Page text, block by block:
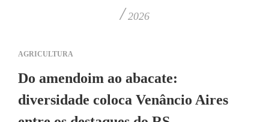
/ 2026
AGRICULTURA
Do amendoim ao abacate:
diversidade coloca Venâncio Aires